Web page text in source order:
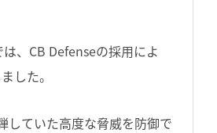
、CB Defenseの採用によ
した。
していた高度な脅威を防御で